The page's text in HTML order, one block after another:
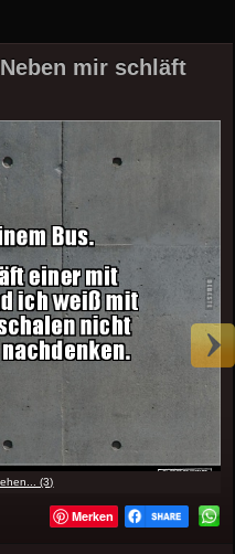
mir schläft
(3)
Merken